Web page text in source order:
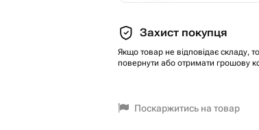
Захист покупця
Якщо товар не відповідає складу,
повернути або отримати грошову
Поскаржитись на товар